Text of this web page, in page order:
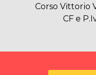
Corso Vittorio
CF e